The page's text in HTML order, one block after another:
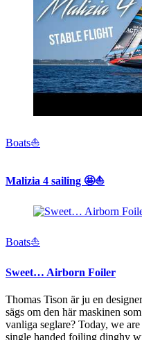
Boats⛵️
Malizia 4 sailing 🤩⛵️
Boats⛵️
Sweet… Airborn Foiler
Thomas Tison är ju en
sägs om den här maskinen
vanliga seglare? Today, we
single handed foiling dinghy